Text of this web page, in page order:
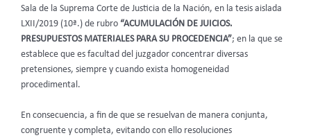
Sala de la Suprema Corte de Justicia de la Nación, en la tesis aislada
LXII/2019 (10ª.) de rubro “ACUMULACIÓN DE JUICIOS.
PRESUPUESTOS MATERIALES PARA SU PROCEDENCIA”; en la que se
establece que es facultad del juzgador concentrar diversas
pretensiones, siempre y cuando exista homogeneidad
procedimental.
En consecuencia, a fin de que se resuelvan de manera conjunta,
congruente y completa, evitando con ello resoluciones